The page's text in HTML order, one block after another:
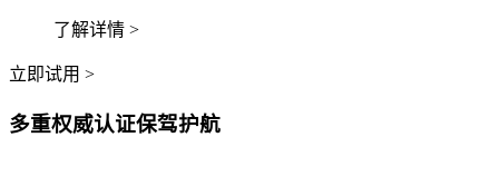
了解详情 >
立即试用 >
多重权威认证保驾护航